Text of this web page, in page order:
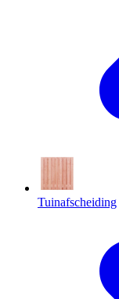
Tuinafscheiding